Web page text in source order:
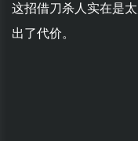
这招借刀杀人实在是
出了代价。